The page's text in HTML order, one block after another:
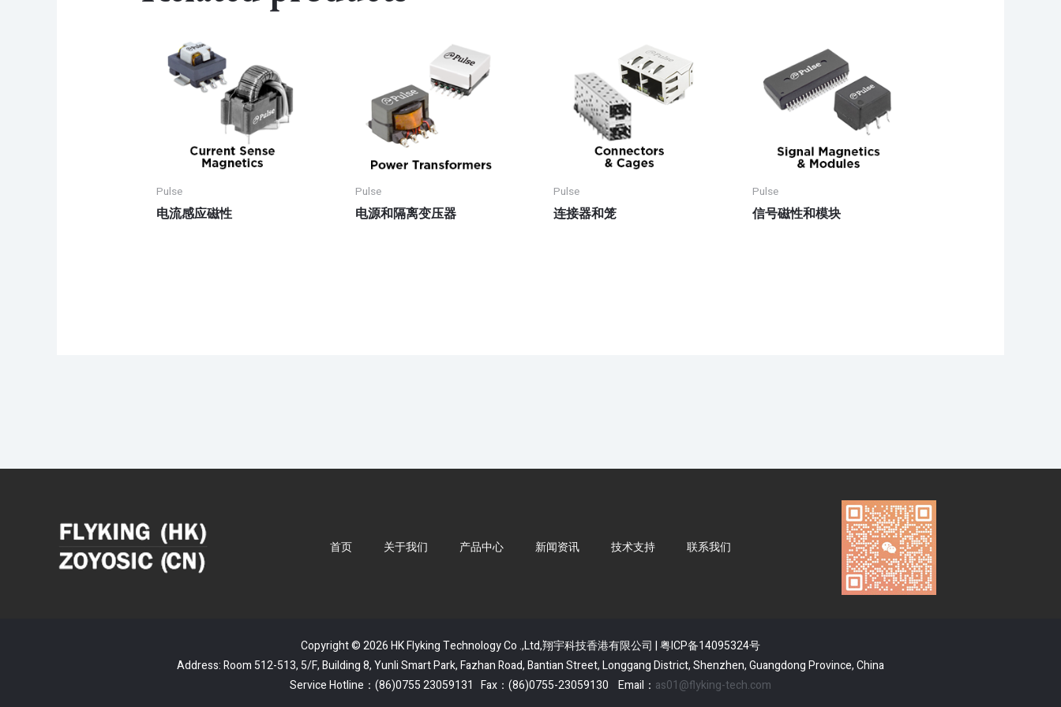
Pulse
电流感应磁性
Pulse
电源和隔离变压器
Pulse
连接器和笼
Pulse
信号磁性和模块
首页 关于我们 产品中心 新闻资讯 技术支持 联系我们
Copyright © 2026 HK Flyking Technology Co .,Ltd,翔宇科技香港有限公司 |粤ICP备14095324号
Address: Room 512-513, 5/F, Building 8, Yunli Smart Park, Fazhan Road, Bantian Street, Longgang District, Shenzhen, Guangdong Province, China
Service Hotline：(86)0755 23059131 Fax：(86)0755-23059130 Email： as01@flyking-tech.com